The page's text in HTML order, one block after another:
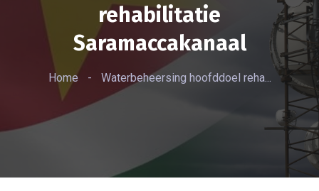
rehabilitatie
Saramaccakanaal
Home - Waterbeheersing hoofddoel reha...